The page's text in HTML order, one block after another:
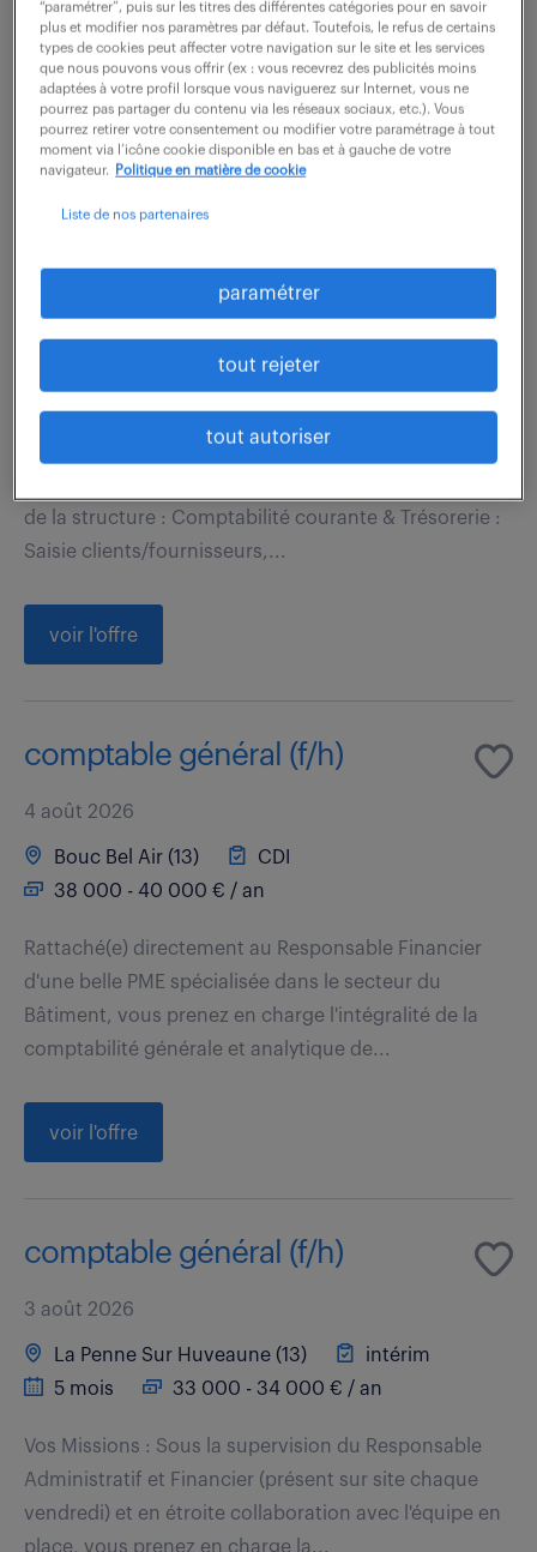
demandes de paiement transmises par les régisseurs.
Il/elle effectue également le contrôle des...
voir l'offre
5 août 2026
intérim
34 000 - 38 000 € / an
de la structure : Comptabilité courante & Trésorerie :
Saisie clients/fournisseurs,...
voir l'offre
comptable général (f/h)
4 août 2026
Bouc Bel Air (13)
CDI
38 000 - 40 000 € / an
Rattaché(e) directement au Responsable Financier
d'une belle PME spécialisée dans le secteur du
Bâtiment, vous prenez en charge l'intégralité de la
comptabilité générale et analytique de...
voir l'offre
comptable général (f/h)
3 août 2026
La Penne Sur Huveaune (13)
intérim
5 mois
33 000 - 34 000 € / an
Vos Missions : Sous la supervision du Responsable
Administratif et Financier (présent sur site chaque
vendredi) et en étroite collaboration avec l'équipe en
place, vous prenez en charge la...
“paramétrer”, puis sur les titres des différentes catégories pour en savoir
plus et modifier nos paramètres par défaut. Toutefois, le refus de certains
types de cookies peut affecter votre navigation sur le site et les services
que nous pouvons vous offrir (ex : vous recevrez des publicités moins
adaptées à votre profil lorsque vous naviguerez sur Internet, vous ne
pourrez pas partager du contenu via les réseaux sociaux, etc.). Vous
pourrez retirer votre consentement ou modifier votre paramétrage à tout
moment via l’icône cookie disponible en bas et à gauche de votre
navigateur.
Politique en matière de cookie
Liste de nos partenaires
paramétrer
tout rejeter
tout autoriser